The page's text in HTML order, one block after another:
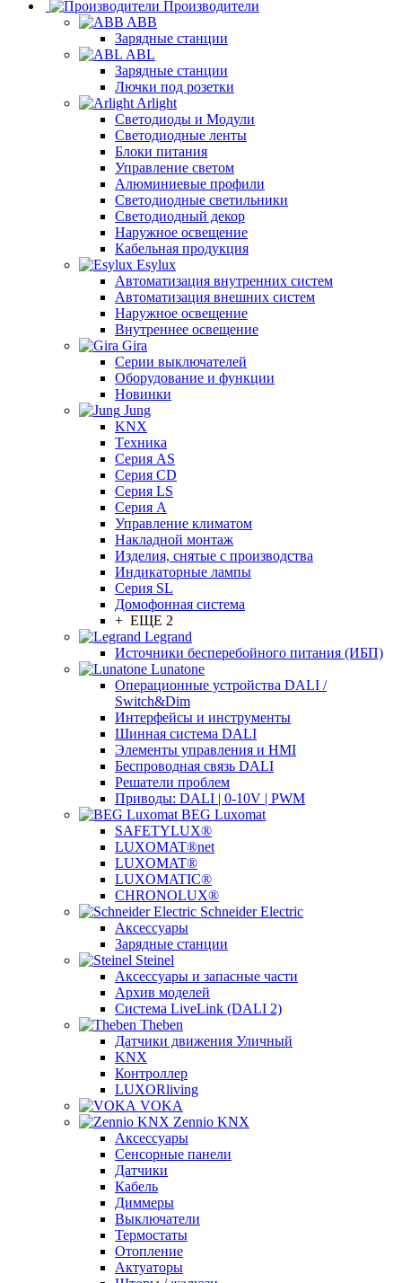
Производители
ABB
Зарядные станции
ABL
Зарядные станции
Лючки под розетки
Arlight
Светодиоды и Модули
Светодиодные ленты
Блоки питания
Управление светом
Алюминиевые профили
Светодиодные светильники
Светодиодный декор
Наружное освещение
Кабельная продукция
Esylux
Автоматизация внутренних систем
Автоматизация внешних систем
Наружное освещение
Внутреннее освещение
Gira
Серии выключателей
Оборудование и функции
Новинки
Jung
KNX
Tехника
Серия AS
Серия CD
Серия LS
Серия A
Управление климатом
Накладной монтаж
Изделия, снятые с производства
Индикаторные лампы
Серия SL
Домофонная система
+ ЕЩЕ 2
Legrand
Источники бесперебойного питания (ИБП)
Lunatone
Операционные устройства DALI /
Switch&Dim
Интерфейсы и инструменты
Шинная система DALI
Элементы управления и HMI
Беспроводная связь DALI
Решатели проблем
Приводы: DALI | 0-10V | PWM
BEG Luxomat
SAFETYLUX®
LUXOMAT®net
LUXOMAT®
LUXOMATIC®
CHRONOLUX®
Schneider Electric
Аксессуары
Зарядные станции
Steinel
Аксессуары и запасные части
Архив моделей
Система LiveLink (DALI 2)
Theben
Датчики движения Уличный
KNX
Контроллер
LUXORliving
VOKA
Zennio KNX
Аксессуары
Сенсорные панели
Датчики
Кабель
Диммеры
Выключатели
Термостаты
Отопление
Актуаторы